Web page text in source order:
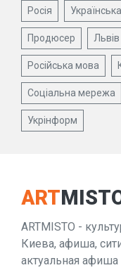
Росія
Продюсер Львів
Російська мова
Соціальна мережа
Укрінформ
ART
ARTMISTO -
Киева, афиша,
актуальная